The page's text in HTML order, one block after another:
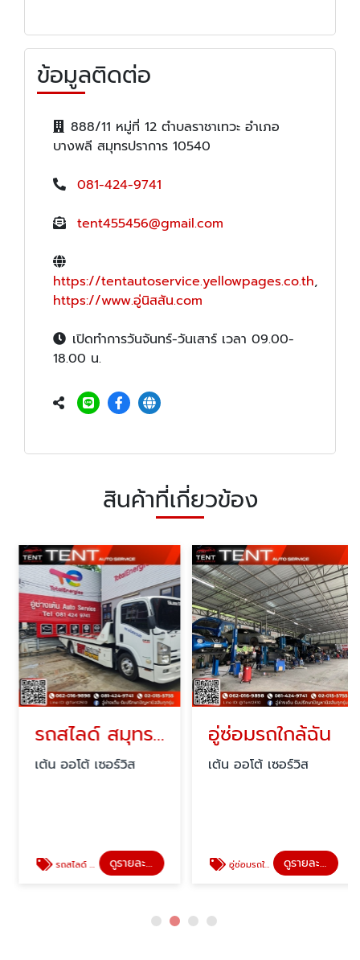
ข้อมูลติดต่อ
888/11 หมู่ที่ 12 ตำบลราชาเทวะ อำเภอ
บางพลี สมุทรปราการ 10540
081-424-9741
tent455456@gmail.com
https://tentautoservice.yellowpages.co.th,
https://www.อู่นิสสัน.com
เปิดทำการวันจันทร์-วันเสาร์ เวลา 09.00-
18.00 น.
สินค้าที่เกี่ยวข้อง
รถสไลด์ สมุทรปราการ ใกล้ฉัน
เต้น ออโต้ เซอร์วิส
รถสไลด์ สมุทรปราการ ใกล้ฉัน ดูรายละเอียด
อู่ซ่อมรถใกล้ฉัน
เต้น ออโต้ เซอร์วิส
อู่ซ่อมรถใกล้ฉัน ดูรายละเอียด